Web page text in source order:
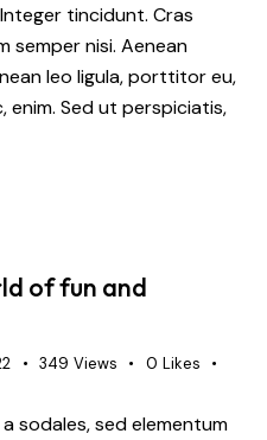
tincidunt. Cras
semper nisi. Aenean
leo ligula, porttitor eu,
enim. Sed ut perspiciatis,
of fun and
349 Views 0 Likes
sodales, sed elementum